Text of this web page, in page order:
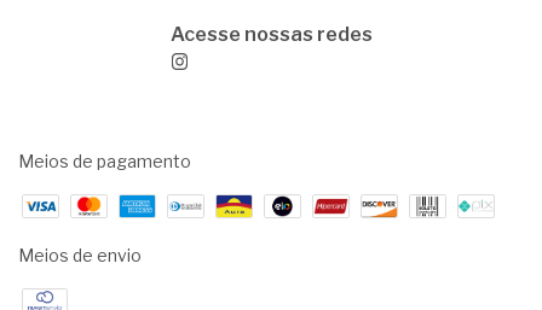
Meios de pagamento
Meios de envio